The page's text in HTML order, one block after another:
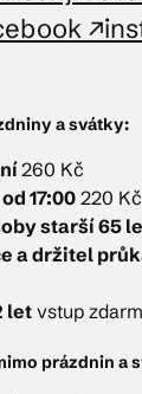
↗
a svátky:
260 Kč
17:00220 Kč
starší 65
a držitel
letvstup
prázdnin a